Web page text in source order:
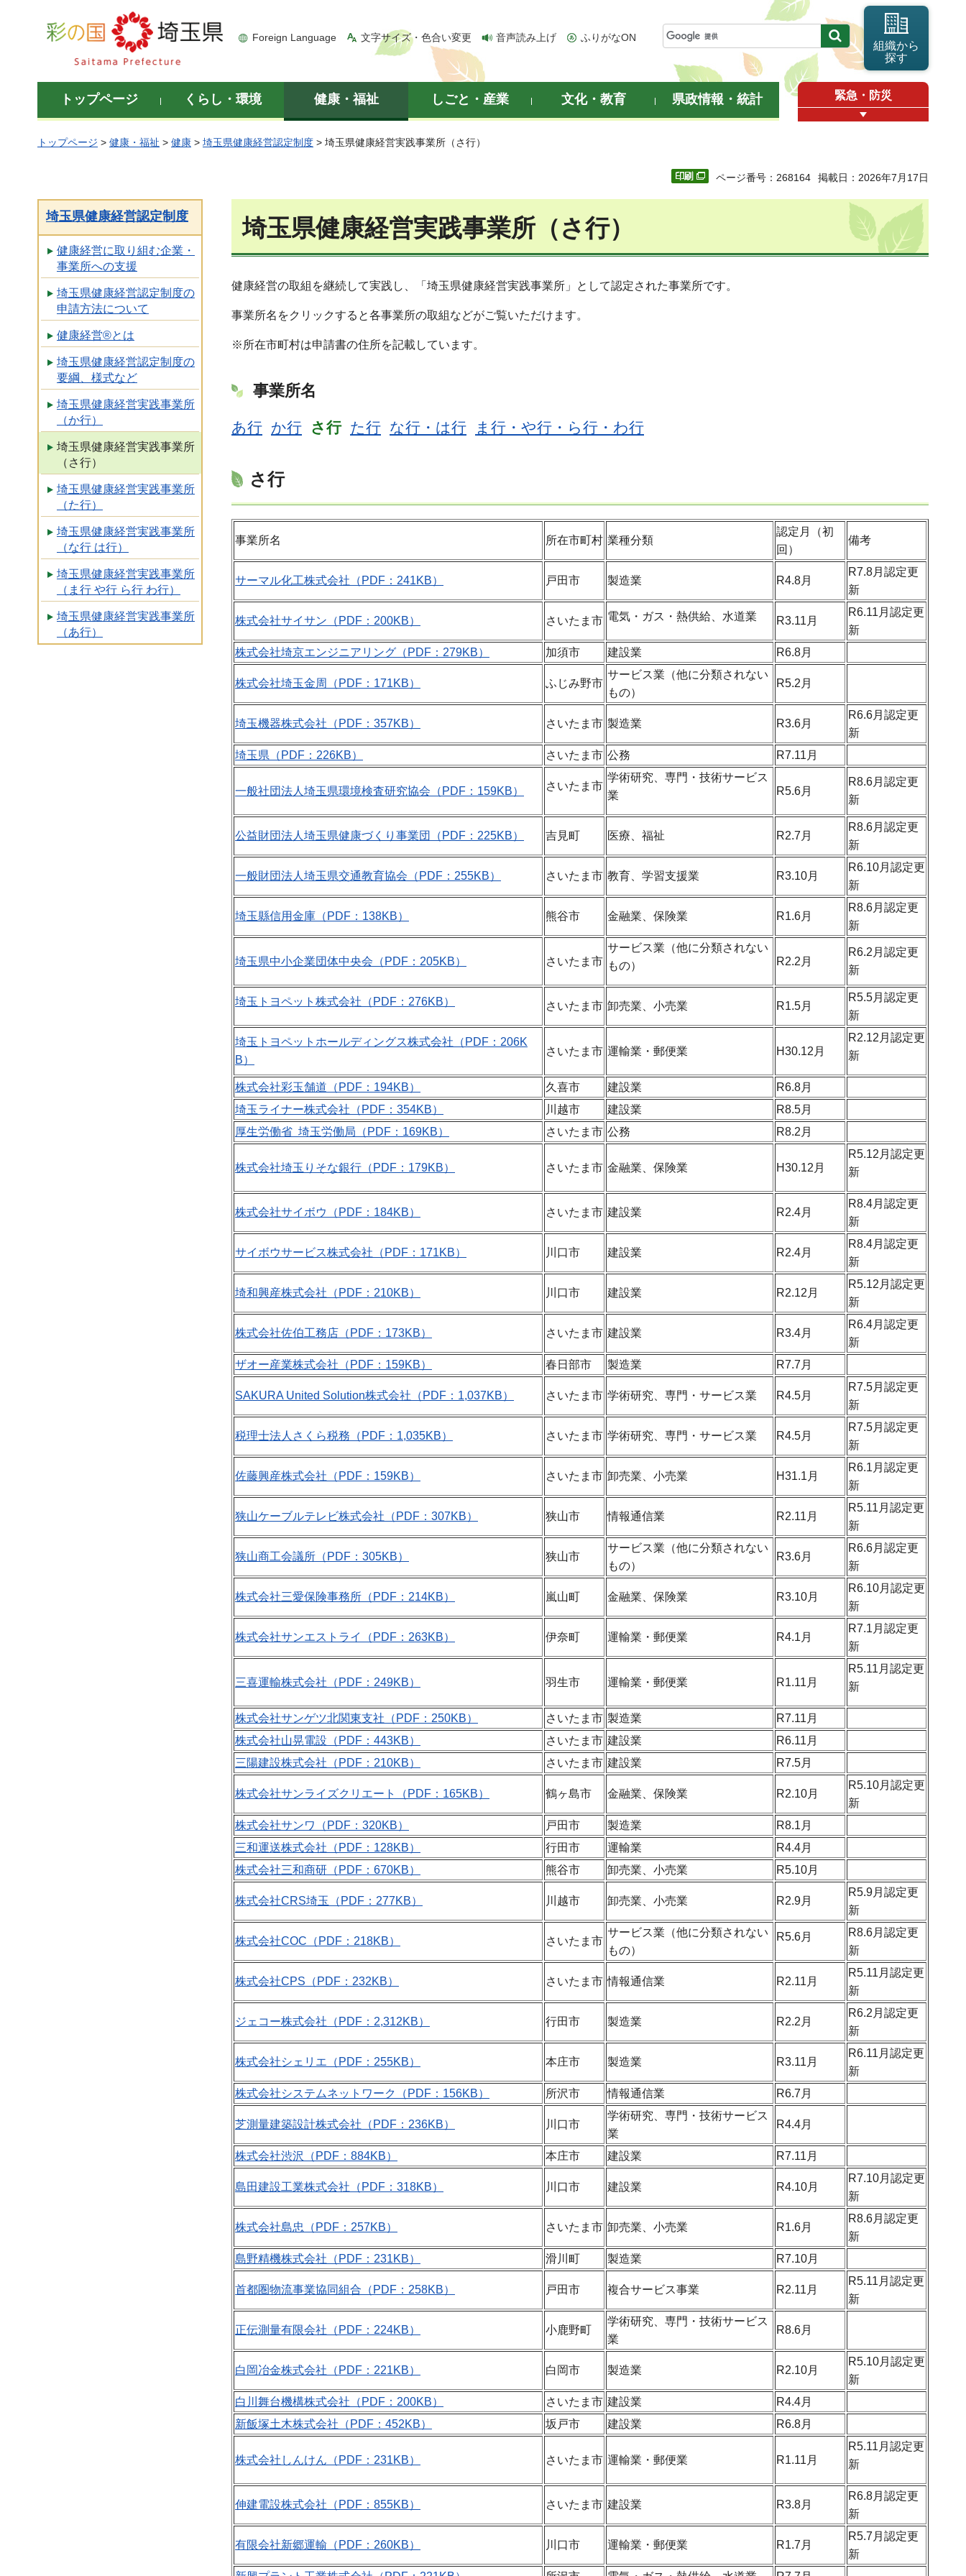
彩の国 埼玉県
Foreign Language 文字サイズ・色合い変更 音声読み上げ ふりがなON
組織から
探す
トップページ くらし・環境 健康・福祉 しごと・産業 文化・教育 県政情報・統計 緊急・防災
トップページ > 健康・福祉 > 健康 > 埼玉県健康経営認定制度 > 埼玉県健康経営実践事業所（さ行）
ページ番号：268164 掲載日：2026年7月17日
埼玉県健康経営認定制度
健康経営に取り組む企業・
事業所への支援
埼玉県健康経営認定制度の
申請方法について
健康経営®とは
埼玉県健康経営認定制度の
要綱、様式など
埼玉県健康経営実践事業所
（か行）
埼玉県健康経営実践事業所
（さ行）
埼玉県健康経営実践事業所
（た行）
埼玉県健康経営実践事業所
（な行 は行）
埼玉県健康経営実践事業所
（ま行 や行 ら行 わ行）
埼玉県健康経営実践事業所
（あ行）
埼玉県健康経営実践事業所（さ行）
健康経営の取組を継続して実践し、「埼玉県健康経営実践事業所」として認定された事業所です。
事業所名をクリックすると各事業所の取組などがご覧いただけます。
※所在市町村は申請書の住所を記載しています。
事業所名
あ行 か行 さ行 た行 な行・は行 ま行・や行・ら行・わ行
さ行
事業所名 所在市町村 業種分類
認定月（初
回）
備考
サーマル化工株式会社（PDF：241KB） 戸田市 製造業 R4.8月
R7.8月認定更
新
株式会社サイサン（PDF：200KB） さいたま市 電気・ガス・熱供給、水道業 R3.11月
R6.11月認定更
新
株式会社埼京エンジニアリング（PDF：279KB）
加須市 建設業 R6.8月
株式会社埼玉金周（PDF：171KB） ふじみ野市
サービス業（他に分類されない
もの）
R5.2月
埼玉機器株式会社（PDF：357KB） さいたま市 製造業 R3.6月
R6.6月認定更
新
埼玉県（PDF：226KB）
さいたま市 公務 R7.11月
一般社団法人埼玉県環境検査研究協会（PDF：159KB） さいたま市
学術研究、専門・技術サービス
業
R5.6月
R8.6月認定更
新
公益財団法人埼玉県健康づくり事業団（PDF：225KB） 吉見町 医療、福祉 R2.7月
R8.6月認定更
新
一般財団法人埼玉県交通教育協会（PDF：255KB） さいたま市 教育、学習支援業 R3.10月
R6.10月認定更
新
埼玉縣信用金庫（PDF：138KB） 熊谷市 金融業、保険業 R1.6月
R8.6月認定更
新
埼玉県中小企業団体中央会（PDF：205KB） さいたま市
サービス業（他に分類されない
もの）
R2.2月
R6.2月認定更
新
埼玉トヨペット株式会社（PDF：276KB） さいたま市 卸売業、小売業 R1.5月
R5.5月認定更
新
埼玉トヨペットホールディングス株式会社（PDF：206K
B）
さいたま市 運輸業・郵便業 H30.12月
R2.12月認定更
新
株式会社彩玉舗道（PDF：194KB） 久喜市 建設業
R6.8月
埼玉ライナー株式会社（PDF：354KB）
川越市 建設業
R8.5月
厚生労働省 埼玉労働局（PDF：169KB）
さいたま市 公務 R8.2月
株式会社埼玉りそな銀行（PDF：179KB） さいたま市 金融業、保険業 H30.12月
R5.12月認定更
新
株式会社サイボウ（PDF：184KB） さいたま市 建設業 R2.4月
R8.4月認定更
新
サイボウサービス株式会社（PDF：171KB） 川口市 建設業 R2.4月
R8.4月認定更
新
埼和興産株式会社（PDF：210KB） 川口市 建設業 R2.12月
R5.12月認定更
新
株式会社佐伯工務店（PDF：173KB） さいたま市 建設業 R3.4月
R6.4月認定更
新
ザオー産業株式会社（PDF：159KB）
春日部市 製造業 R7.7月
SAKURA United Solution株式会社（PDF：1,037KB） さいたま市 学術研究、専門・サービス業 R4.5月
R7.5月認定更
新
税理士法人さくら税務（PDF：1,035KB） さいたま市 学術研究、専門・サービス業 R4.5月
R7.5月認定更
新
佐藤興産株式会社（PDF：159KB） さいたま市 卸売業、小売業 H31.1月
R6.1月認定更
新
狭山ケーブルテレビ株式会社（PDF：307KB） 狭山市 情報通信業 R2.11月
R5.11月認定更
新
狭山商工会議所（PDF：305KB） 狭山市
サービス業（他に分類されない
もの）
R3.6月
R6.6月認定更
新
株式会社三愛保険事務所（PDF：214KB） 嵐山町 金融業、保険業 R3.10月
R6.10月認定更
新
株式会社サンエストライ（PDF：263KB） 伊奈町 運輸業・郵便業 R4.1月
R7.1月認定更
新
三喜運輸株式会社（PDF：249KB） 羽生市 運輸業・郵便業 R1.11月
R5.11月認定更
新
株式会社サンゲツ北関東支社（PDF：250KB） さいたま市 製造業
R7.11月
株式会社山晃電設（PDF：443KB）
さいたま市 建設業
R6.11月
三陽建設株式会社（PDF：210KB）
さいたま市 建設業 R7.5月
株式会社サンライズクリエート（PDF：165KB） 鶴ヶ島市 金融業、保険業 R2.10月
R5.10月認定更
新
株式会社サンワ（PDF：320KB）
戸田市 製造業
R8.1月
三和運送株式会社（PDF：128KB）
行田市 運輸業
R4.4月
株式会社三和商研（PDF：670KB）
熊谷市 卸売業、小売業 R5.10月
株式会社CRS埼玉（PDF：277KB） 川越市 卸売業、小売業 R2.9月
R5.9月認定更
新
株式会社COC（PDF：218KB） さいたま市
サービス業（他に分類されない
もの）
R5.6月
R8.6月認定更
新
株式会社CPS（PDF：232KB） さいたま市 情報通信業 R2.11月
R5.11月認定更
新
ジェコー株式会社（PDF：2,312KB） 行田市 製造業 R2.2月
R6.2月認定更
新
株式会社シェリエ（PDF：255KB） 本庄市 製造業 R3.11月
R6.11月認定更
新
株式会社システムネットワーク（PDF：156KB）
所沢市 情報通信業 R6.7月
芝測量建築設計株式会社（PDF：236KB） 川口市
学術研究、専門・技術サービス
業
R4.4月
株式会社渋沢（PDF：884KB） 本庄市 建設業 R7.11月
島田建設工業株式会社（PDF：318KB） 川口市 建設業 R4.10月
R7.10月認定更
新
株式会社島忠（PDF：257KB） さいたま市 卸売業、小売業 R1.6月
R8.6月認定更
新
島野精機株式会社（PDF：231KB）
滑川町 製造業 R7.10月
首都圏物流事業協同組合（PDF：258KB） 戸田市 複合サービス事業 R2.11月
R5.11月認定更
新
正伝測量有限会社（PDF：224KB） 小鹿野町
学術研究、専門・技術サービス
業
R8.6月
白岡冶金株式会社（PDF：221KB） 白岡市 製造業 R2.10月
R5.10月認定更
新
白川舞台機構株式会社（PDF：200KB）
さいたま市 建設業
R4.4月
新飯塚土木株式会社（PDF：452KB）
坂戸市 建設業 R6.8月
株式会社しんけん（PDF：231KB） さいたま市 運輸業・郵便業 R1.11月
R5.11月認定更
新
伸建電設株式会社（PDF：855KB） さいたま市 建設業 R3.8月
R6.8月認定更
新
有限会社新郷運輸（PDF：260KB） 川口市 運輸業・郵便業 R1.7月
R5.7月認定更
新